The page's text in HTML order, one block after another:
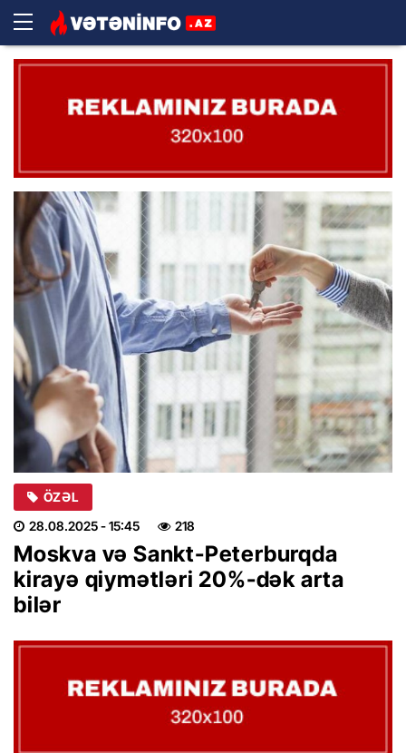
ÖZƏL
28.08.2025- 15:45 218
Moskva və Sankt-Peterburqda
kirayə qiymətləri 20%-dək arta
bilər